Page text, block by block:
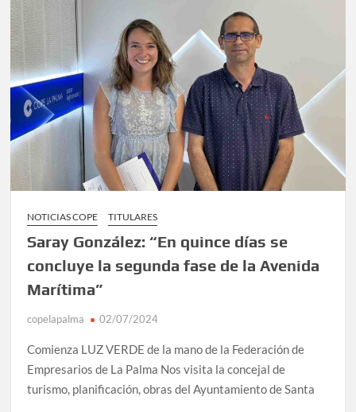
NOTICIAS COPE TITULARES
Saray González: “En quince días se
concluye la segunda fase de la Avenida
Marítima”
copelapalma 02/07/2024
Comienza LUZ VERDE de la mano de la Federación de
Empresarios de La Palma Nos visita la concejal de
turismo, planificación, obras del Ayuntamiento de Santa